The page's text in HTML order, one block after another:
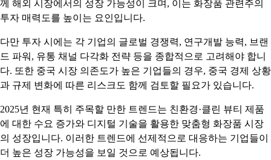
께 해외 시장에서의 성장 가능성이 크며, 이는 화장품 관련주의
투자 매력도를 높이는 요인입니다.
다만 투자 시에는 각 기업의 글로벌 경쟁력, 연구개발 능력, 브랜
드 파워, 유통 채널 다각화 전략 등을 종합적으로 고려해야 합니
다. 또한 중국 시장 의존도가 높은 기업들의 경우, 중국 경제 상황
과 규제 변화에 따른 리스크도 함께 검토할 필요가 있습니다.
2025년 현재 특히 주목할 만한 트렌드는 친환경·클린 뷰티 제품
에 대한 수요 증가와 디지털 기술을 활용한 맞춤형 화장품 시장
의 성장입니다. 이러한 트렌드에 선제적으로 대응하는 기업들이
더 높은 성장 가능성을 보일 것으로 예상됩니다.